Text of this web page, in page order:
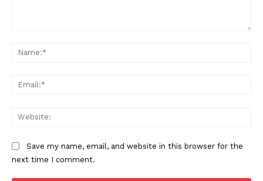
Save my name, email, and website in this browser for the
next time I comment.